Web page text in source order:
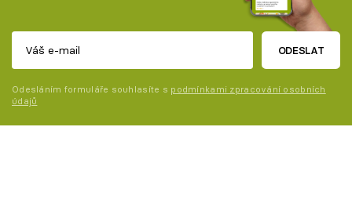
ODESLAT
Odesláním formuláře souhlasíte s podmínkami zpracování osobních
údajů